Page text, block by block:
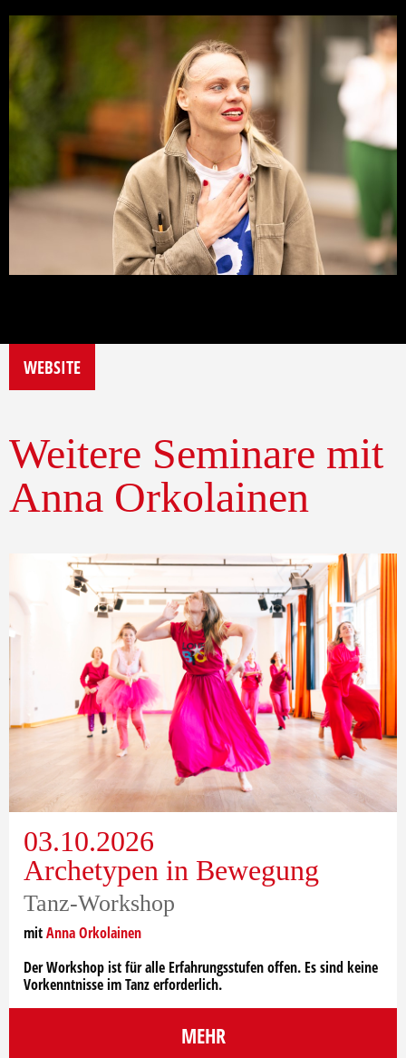
WEBSITE
Weitere Seminare mit
Anna Orkolainen
03.10.2026
Archetypen in Bewegung
Tanz-Workshop
mitAnna Orkolainen
Der Workshop ist für alle Erfahrungsstufen offen. Es sind keine
Vorkenntnisse im Tanz erforderlich.
MEHR